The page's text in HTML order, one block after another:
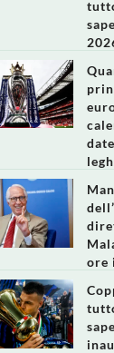
ore